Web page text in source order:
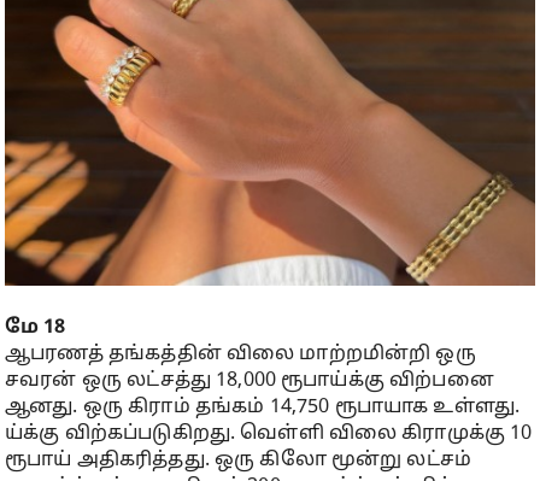
மே 18
ஆபரணத் தங்கத்தின் விலை மாற்றமின்றி ஒரு
சவரன் ஒரு லட்சத்து 18,000 ரூபாய்க்கு விற்பனை
ஆனது. ஒரு கிராம் தங்கம் 14,750 ரூபாயாக உள்ளது.
ய்க்கு விற்கப்படுகிறது. வெள்ளி விலை கிராமுக்கு 10
ரூபாய் அதிகரித்தது. ஒரு கிலோ மூன்று லட்சம்